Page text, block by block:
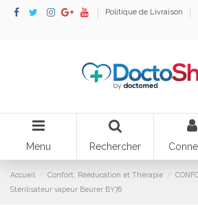
Politique de Livraison
Menu Rechercher
Accueil Confort, Rééducation et Thérapie
Stérilisateur vapeur Beurer BY76